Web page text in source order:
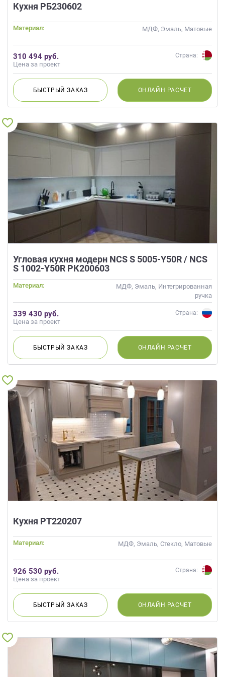
Кухня РБ230602
Материал: МДФ, Эмаль, Матовые
310 494 руб.
Цена за проект
Страна:
БЫСТРЫЙЗАКАЗ ОНЛАЙН РАСЧЕТ
Угловая кухня модерн NCS S 5005-Y50R / NCS
S 1002-Y50R РК200603
Материал:
МДФ, Эмаль, Интегрированная
ручка
339 430 руб.
Цена за проект
Страна:
БЫСТРЫЙЗАКАЗ ОНЛАЙН РАСЧЕТ
Кухня РТ220207
Материал: МДФ, Эмаль, Стекло, Матовые
926 530 руб.
Цена за проект
Страна:
БЫСТРЫЙЗАКАЗ ОНЛАЙН РАСЧЕТ
данных.